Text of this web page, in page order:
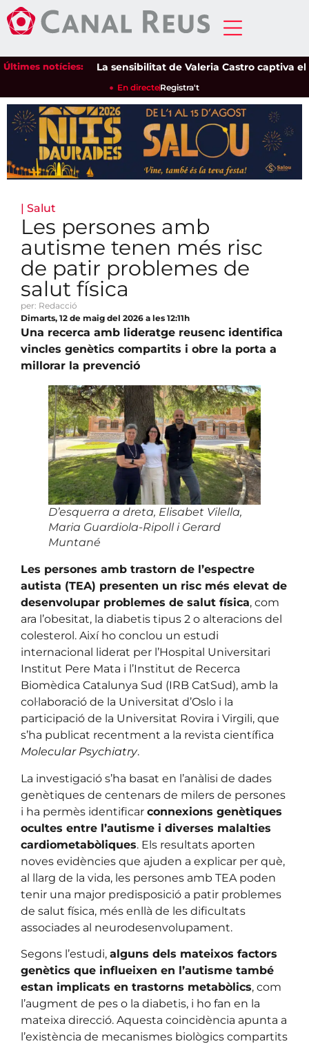
Últimes notícies:La sensibilitat de Valeria Castro captiva el
En directeRegistra't
| Salut
Les persones amb
autisme tenen més risc
de patir problemes de
salut física
per: Redacció
Dimarts, 12 de maig del 2026 a les 12:11h
Una recerca amb lideratge reusenc identifica
vincles genètics compartits i obre la porta a
millorar la prevenció
D’esquerra a dreta, Elisabet Vilella,
Maria Guardiola-Ripoll i Gerard
Muntané
Les persones amb trastorn de l’espectre
autista (TEA) presenten un risc més elevat de
desenvolupar problemes de salut física, com
ara l’obesitat, la diabetis tipus 2 o alteracions del
colesterol. Així ho conclou un estudi
internacional liderat per l’Hospital Universitari
Institut Pere Mata i l’Institut de Recerca
Biomèdica Catalunya Sud (IRB CatSud), amb la
col·laboració de la Universitat d’Oslo i la
participació de la Universitat Rovira i Virgili, que
s’ha publicat recentment a la revista científica
Molecular Psychiatry.
La investigació s’ha basat en l’anàlisi de dades
genètiques de centenars de milers de persones
i ha permès identificar connexions genètiques
ocultes entre l’autisme i diverses malalties
cardiometabòliques. Els resultats aporten
noves evidències que ajuden a explicar per què,
al llarg de la vida, les persones amb TEA poden
tenir una major predisposició a patir problemes
de salut física, més enllà de les dificultats
associades al neurodesenvolupament.
Segons l’estudi, alguns dels mateixos factors
genètics que influeixen en l’autisme també
estan implicats en trastorns metabòlics, com
l’augment de pes o la diabetis, i ho fan en la
mateixa direcció. Aquesta coincidència apunta a
l’existència de mecanismes biològics compartits